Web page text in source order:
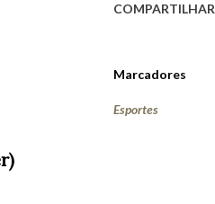
COMPARTILHAR
Marcadores
Esportes